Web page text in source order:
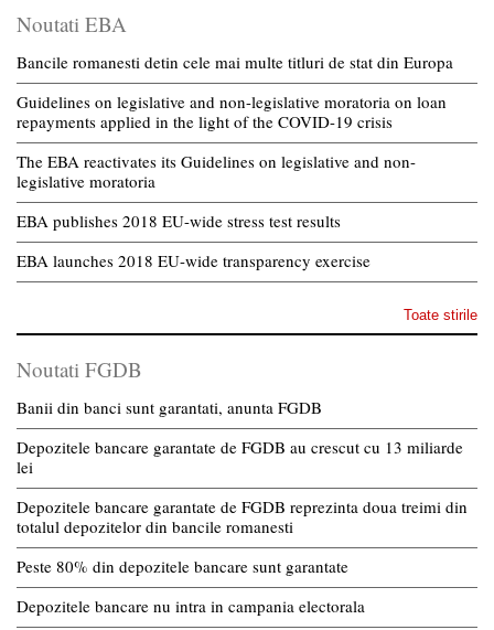
Noutati EBA
Bancile romanesti detin cele mai multe titluri de stat din Europa
Guidelines on legislative and non-legislative moratoria on loan
repayments applied in the light of the COVID-19 crisis
The EBA reactivates its Guidelines on legislative and non-
legislative moratoria
EBA publishes 2018 EU-wide stress test results
EBA launches 2018 EU-wide transparency exercise
Toate stirile
Noutati FGDB
Banii din banci sunt garantati, anunta FGDB
Depozitele bancare garantate de FGDB au crescut cu 13 miliarde
lei
Depozitele bancare garantate de FGDB reprezinta doua treimi din
totalul depozitelor din bancile romanesti
Peste 80% din depozitele bancare sunt garantate
Depozitele bancare nu intra in campania electorala